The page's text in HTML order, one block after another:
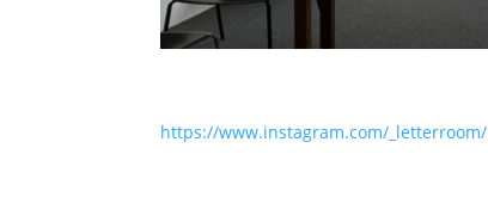
https://www.instagram.com/_letterroom/